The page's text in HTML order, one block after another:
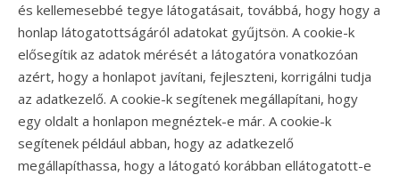
és kellemesebbé tegye látogatásait, továbbá, hogy hogy a
honlap látogatottságáról adatokat gyűjtsön. A cookie-k
elősegítik az adatok mérését a látogatóra vonatkozóan
azért, hogy a honlapot javítani, fejleszteni, korrigálni tudja
az adatkezelő. A cookie-k segítenek megállapítani, hogy
egy oldalt a honlapon megnéztek-e már. A cookie-k
segítenek például abban, hogy az adatkezelő
megállapíthassa, hogy a látogató korábban ellátogatott-e